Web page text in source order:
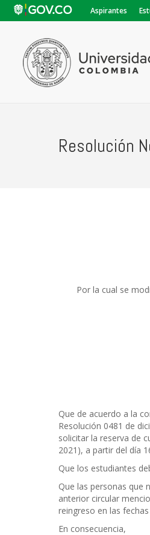
Aspirantes
Resolución
Por la cual se
Que de acuerdo a la
Resolución 0481 de
solicitar la reserva de
2021), a partir del día
Que los estudiantes
Que las personas que
anterior circular
reingreso en las
En consecuencia,